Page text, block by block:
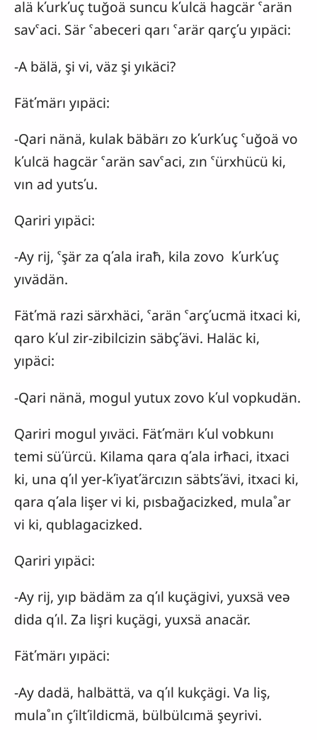
alä kʹurkʹuç tuğoä suncu kʹulcä hagcär ˁarän
savˁaci. Sär ˁabeceri qarı ˁarär qarçʹu yıpäci:
-A bälä, şi vi, väz şi yıkäci?
Fätʹmärı yıpäci:
-Qari nänä, kulak bäbärı zo kʹurkʹuç ˁuğoä vo
kʹulcä hagcär ˁarän savˁaci, zın ˁürxhücü ki,
vın ad yutsʹu.
Qariri yıpäci:
-Ay rij, ˁşär za qʹala iraħ, kila zovo kʹurkʹuç
yıvädän.
Fätʹmä razi särxhäci, ˁarän ˁarçʹucmä itxaci ki,
qaro kʹul zir-zibilcizin säbçʹävi. Haläc ki,
yıpäci:
-Qari nänä, mogul yutux zovo kʹul vopkudän.
Qariri mogul yıväci. Fätʹmärı kʹul vobkunı
temi süʹürcü. Kilama qara qʹala irħaci, itxaci
ki, una qʹıl yer-kʹiyatʹärcızın säbtsʹävi, itxaci ki,
qara qʹala lişer vi ki, pısbağacizked, mula˚ar
vi ki, qublagacizked.
Qariri yıpäci:
-Ay rij, yıp bädäm za qʹıl kuçägivi, yuxsä veə
dida qʹıl. Za lişri kuçägi, yuxsä anacär.
Fätʹmärı yıpäci:
-Ay dadä, halbättä, va qʹıl kukçägi. Va liş,
mula˚ın çʹiltʹildicmä, bülbülcımä şeyrivi.